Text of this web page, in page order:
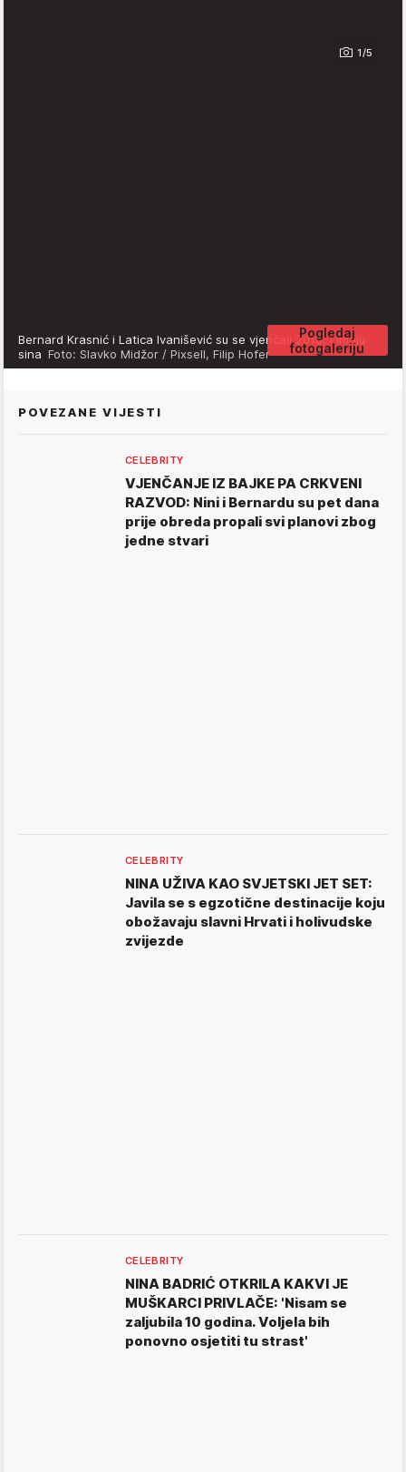
1/5
Pogledaj
fotogaleriju
Bernard Krasnić i Latica Ivanišević su se vjenčali 2015. i imaju
sina Foto: Slavko Midžor / Pixsell, Filip Hofer
POVEZANE VIJESTI
CELEBRITY
VJENČANJE IZ BAJKE PA CRKVENI
RAZVOD: Nini i Bernardu su pet dana
prije obreda propali svi planovi zbog
jedne stvari
CELEBRITY
NINA UŽIVA KAO SVJETSKI JET SET:
Javila se s egzotične destinacije koju
obožavaju slavni Hrvati i holivudske
zvijezde
CELEBRITY
NINA BADRIĆ OTKRILA KAKVI JE
MUŠKARCI PRIVLAČE: 'Nisam se
zaljubila 10 godina. Voljela bih
ponovno osjetiti tu strast'